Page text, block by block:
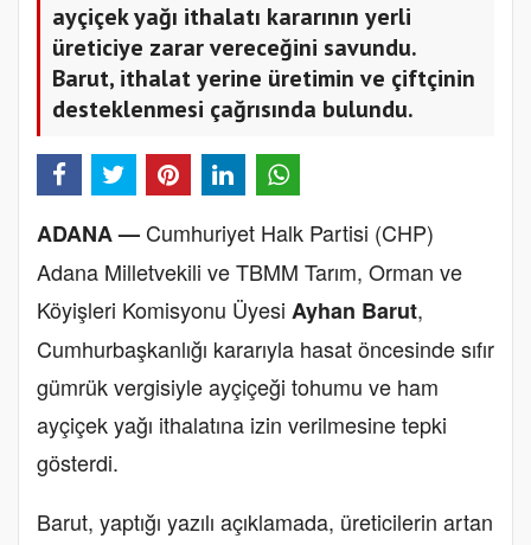
ayçiçek yağı ithalatı kararının yerli
üreticiye zarar vereceğini savundu.
Barut, ithalat yerine üretimin ve çiftçinin
desteklenmesi çağrısında bulundu.
ADANA — Cumhuriyet Halk Partisi (CHP)
Adana Milletvekili ve TBMM Tarım, Orman ve
Köyişleri Komisyonu Üyesi Ayhan Barut,
Cumhurbaşkanlığı kararıyla hasat öncesinde sıfır
gümrük vergisiyle ayçiçeği tohumu ve ham
ayçiçek yağı ithalatına izin verilmesine tepki
gösterdi.
Barut, yaptığı yazılı açıklamada, üreticilerin artan